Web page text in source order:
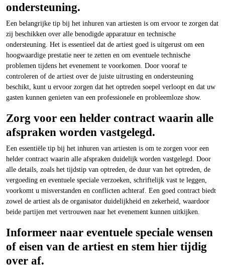
ondersteuning.
Een belangrijke tip bij het inhuren van artiesten is om ervoor te zorgen dat
zij beschikken over alle benodigde apparatuur en technische
ondersteuning. Het is essentieel dat de artiest goed is uitgerust om een
hoogwaardige prestatie neer te zetten en om eventuele technische
problemen tijdens het evenement te voorkomen. Door vooraf te
controleren of de artiest over de juiste uitrusting en ondersteuning
beschikt, kunt u ervoor zorgen dat het optreden soepel verloopt en dat uw
gasten kunnen genieten van een professionele en probleemloze show.
Zorg voor een helder contract waarin alle
afspraken worden vastgelegd.
Een essentiële tip bij het inhuren van artiesten is om te zorgen voor een
helder contract waarin alle afspraken duidelijk worden vastgelegd. Door
alle details, zoals het tijdstip van optreden, de duur van het optreden, de
vergoeding en eventuele speciale verzoeken, schriftelijk vast te leggen,
voorkomt u misverstanden en conflicten achteraf. Een goed contract biedt
zowel de artiest als de organisator duidelijkheid en zekerheid, waardoor
beide partijen met vertrouwen naar het evenement kunnen uitkijken.
Informeer naar eventuele speciale wensen
of eisen van de artiest en stem hier tijdig
over af.